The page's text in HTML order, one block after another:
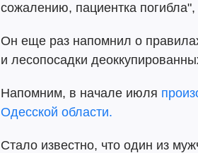
сожалению, пациентка
Он еще раз напомнил о
и лесопосадки
Напомним, в начале июля
Одесской области.
Стало известно, что один из